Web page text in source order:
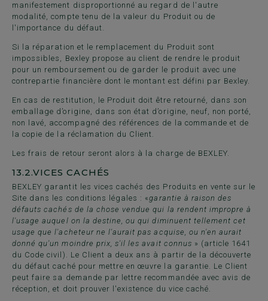
manifestement disproportionné au regard de l'autre
modalité, compte tenu de la valeur du Produit ou de
l'importance du défaut.
Si la réparation et le remplacement du Produit sont
impossibles, Bexley propose au client de rendre le produit
pour un remboursement ou de garder le produit avec une
contrepartie financière dont le montant est défini par Bexley.
En cas de restitution, le Produit doit être retourné, dans son
emballage d’origine, dans son état d’origine, neuf, non porté,
non lavé, accompagné des références de la commande et de
la copie de la réclamation du Client.
Les frais de retour seront alors à la charge de BEXLEY.
13.2.VICES CACHÉS
BEXLEY garantit les vices cachés des Produits en vente sur le
Site dans les conditions légales : «garantie à raison des
défauts cachés de la chose vendue qui la rendent impropre à
l'usage auquel on la destine, ou qui diminuent tellement cet
usage que l'acheteur ne l'aurait pas acquise, ou n'en aurait
donné qu'un moindre prix, s'il les avait connus » (article 1641
du Code civil). Le Client a deux ans à partir de la découverte
du défaut caché pour mettre en œuvre la garantie. Le Client
peut faire sa demande par lettre recommandée avec avis de
réception, et doit prouver l'existence du vice caché.